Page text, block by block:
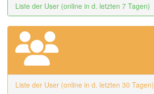
Liste der User (online in d. letzten 7 Tagen)
Liste der User (online in d. letzten 30 Tagen)